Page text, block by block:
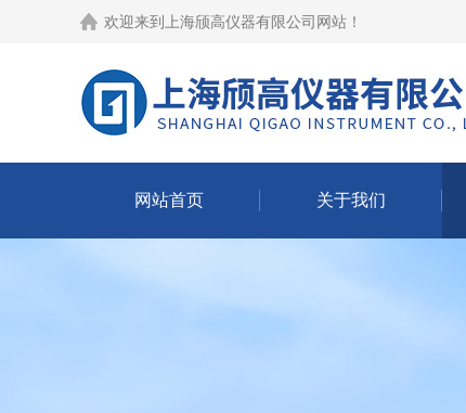
欢迎来到 上海颀高仪器有限公司网站 ！
网站首页 关于我们